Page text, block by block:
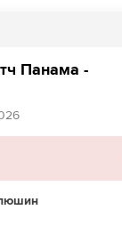
из команды
вбрасывание на
угла.
вбрасывание
Панама -